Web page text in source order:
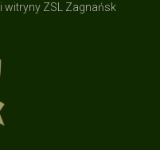
witryny ZSL Zagnańsk